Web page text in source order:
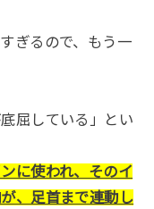
ぎるので、もう一
屈している」とい
に使われ、そのイ
、足首まで連動し